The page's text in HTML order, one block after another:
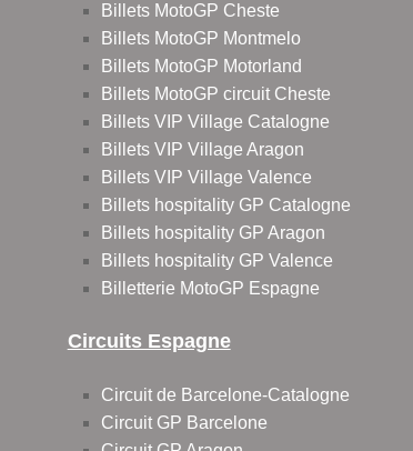
Billets MotoGP Cheste
Billets MotoGP Montmelo
Billets MotoGP Motorland
Billets MotoGP circuit Cheste
Billets VIP Village Catalogne
Billets VIP Village Aragon
Billets VIP Village Valence
Billets hospitality GP Catalogne
Billets hospitality GP Aragon
Billets hospitality GP Valence
Billetterie MotoGP Espagne
Circuits Espagne
Circuit de Barcelone-Catalogne
Circuit GP Barcelone